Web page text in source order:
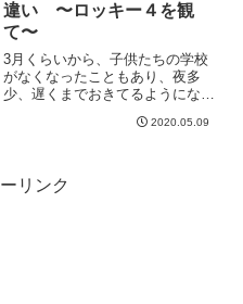
違い 〜ロッキー４を観
て〜
3月くらいから、子供たちの学校
がなくなったこともあり、夜多
少、遅くまでおきてるようになり
んかしら「往年の名作」を観て過
４」を観たのです。子供たちもロ
ッキー...
2020.05.09
リンク